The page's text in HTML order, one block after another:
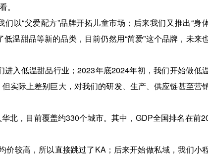
。
以“父爱配方”品牌开拓儿童市场；后来我们又推出“身
温甜品等新的品类，目前仍然用“简爱”这个品牌，未来
入低温甜品行业；2023年底2024年初，我们开始做低
实际上差别巨大，对我们的研发、生产、供应链甚至营
北，目前覆盖约330个城市。其中，GDP全国排名在前
较高，所以直接跳过了KA；后来开始做私域，我们小